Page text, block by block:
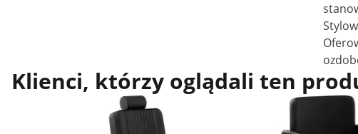
Klienci, którzy oglądali ten